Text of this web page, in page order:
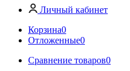
Личный кабинет
Корзина0
Отложенные0
Сравнение товаров0